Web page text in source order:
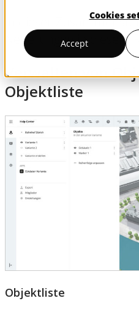
Cookies
Accept
In dieser
Neuerungen in diesem
Verwalten von
Objektliste
Objektliste